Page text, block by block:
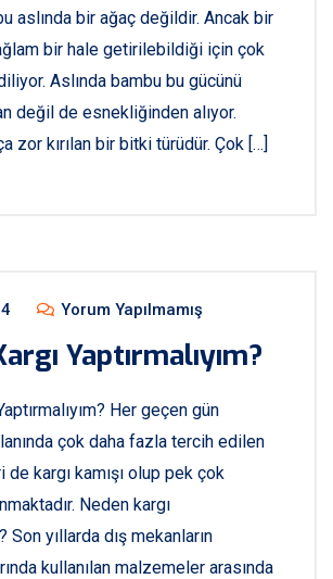
aslında bir ağaç değildir. Ancak bir
bir hale getirilebildiği için çok
Aslında bambu bu gücünü
değil de esnekliğinden alıyor.
zor kırılan bir bitki türüdür. Çok […]
Yorum Yapılmamış
Yaptırmalıyım?
Her geçen gün
çok daha fazla tercih edilen
kargı kamışı olup pek çok
Neden kargı
Son yıllarda dış mekanların
kullanılan malzemeler arasında